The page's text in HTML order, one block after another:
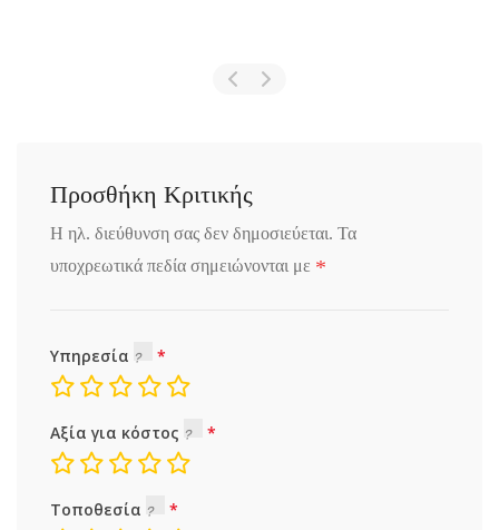
Προσθήκη Κριτικής
Η ηλ. διεύθυνση σας δεν δημοσιεύεται. Τα
υποχρεωτικά πεδία σημειώνονται με *
Υπηρεσία
Αξία για κόστος
Τοποθεσία